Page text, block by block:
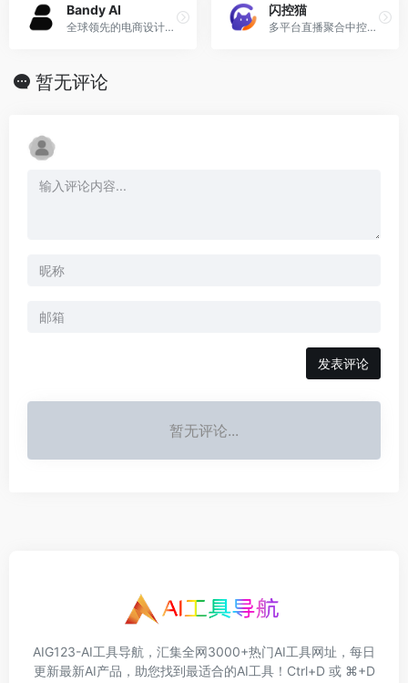
Bandy AI
全球领先的电商设计Agent
闪控猫
多平台直播聚合中控系统，电商直播带货软件
暂无评论
发表评论
暂无评论...
AIG123-AI工具导航，汇集全网3000+热门AI工具网址，每日
更新最新AI产品，助您找到最适合的AI工具！Ctrl+D 或 ⌘+D